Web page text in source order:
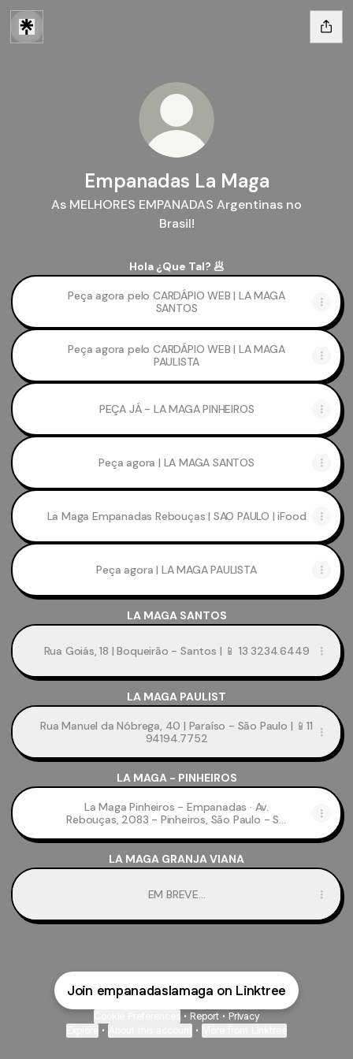
Empanadas La Maga
As MELHORES EMPANADAS Argentinas no
Brasil!
Hola ¿Que Tal? 🥟
Peça agora pelo CARDÁPIO WEB | LA MAGA
SANTOS
Peça agora pelo CARDÁPIO WEB | LA MAGA
PAULISTA
PEÇA JÁ - LA MAGA PINHEIROS
Peça agora | LA MAGA SANTOS
La Maga Empanadas Rebouças | SAO PAULO | iFood
Peça agora | LA MAGA PAULISTA
LA MAGA SANTOS
Rua Goiás, 18 | Boqueirão - Santos | 📱 13 3234.6449
LA MAGA PAULIST
Rua Manuel da Nóbrega, 40 | Paraíso - São Paulo | 📱11
94194.7752
LA MAGA - PINHEIROS
La Maga Pinheiros - Empanadas · Av.
Rebouças, 2083 - Pinheiros, São Paulo - SP,
LA MAGA GRANJA VIANA
EM BREVE...
Join empanadaslamaga on Linktree
• Report • Privacy
• •